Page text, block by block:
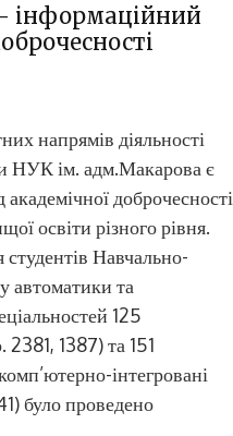
інформаційний
напрямів діяльності
НУК ім. адм.Макарова є
академічної доброчесності
освіти різного рівня.
Навчально-
автоматики та
125
2381, 1387) та 151
інтегровані
було проведено